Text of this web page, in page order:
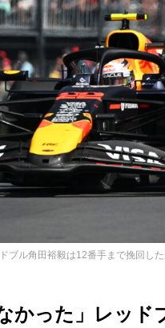
ブル角田裕毅は12番手まで挽回し
かった」レッ